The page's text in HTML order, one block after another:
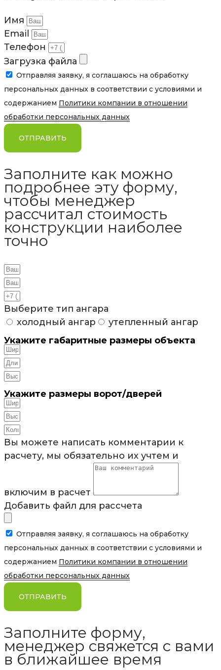
Имя
Email
Телефон
Загрузка файла
Отправляя заявку, я соглашаюсь на обработку
персональных данных в соответствии с условиями и
содержанием Политики компании в отношении
обработки персональных данных
ОТПРАВИТЬ
Заполните как можно
подробнее эту форму,
чтобы менеджер
рассчитал стоимость
конструкции наиболее
точно
Выберите тип ангара
холодный ангар
утепленный ангар
Укажите габаритные размеры объекта
Укажите размеры ворот/дверей
Вы можете написать комментарии к
расчету, мы обязательно их учтем и
включим в расчет
Добавить файл для рассчета
Отправляя заявку, я соглашаюсь на обработку
персональных данных в соответствии с условиями и
содержанием Политики компании в отношении
обработки персональных данных
ОТПРАВИТЬ
Заполните форму,
менеджер свяжется с вами
в ближайшее время